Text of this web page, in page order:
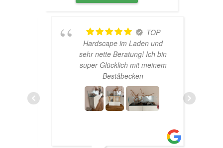
TOP
Hardscape im Laden und
sehr nette Beratung! Ich bin
super Glücklich mit meinem
Beståbecken